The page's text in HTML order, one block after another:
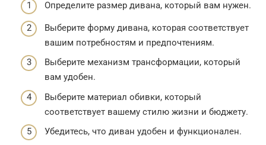
Определите размер дивана, который вам нужен.
Выберите форму дивана, которая соответствует
вашим потребностям и предпочтениям.
Выберите механизм трансформации, который
вам удобен.
Выберите материал обивки, который
соответствует вашему стилю жизни и бюджету.
Убедитесь, что диван удобен и функционален.